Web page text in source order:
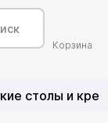
Корзина
столы и